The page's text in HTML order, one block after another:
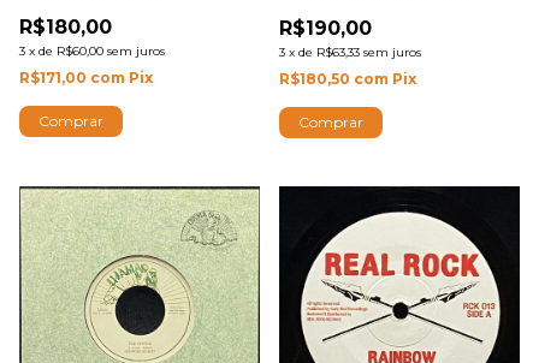
R$180,00
3 x de R$60,00 sem juros
R$171,00 com Pix
R$190,00
3 x de R$63,33 sem juros
R$180,50 com Pix